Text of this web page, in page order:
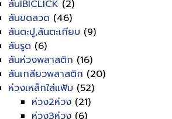
สันIBICLICK (2)
สันขดลวด (46)
สันตะปู,สันตะเกียบ (9)
สันรูด (6)
สันห่วงพลาสติก (16)
สันเกลียวพลาสติก (20)
ห่วงเหล็กใส่แฟ้ม (52)
ห่วง2ห่วง (21)
ห่วง3ห่วง (6)